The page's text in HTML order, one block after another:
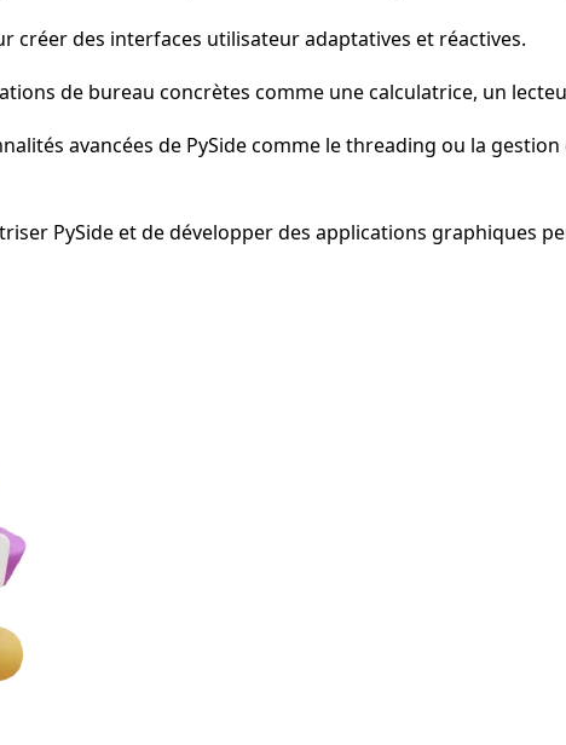
créer des interfaces utilisateur adaptatives et réactives.
de bureau concrètes comme une calculatrice, un
avancées de PySide comme le threading ou la
PySide et de développer des applications graphiques